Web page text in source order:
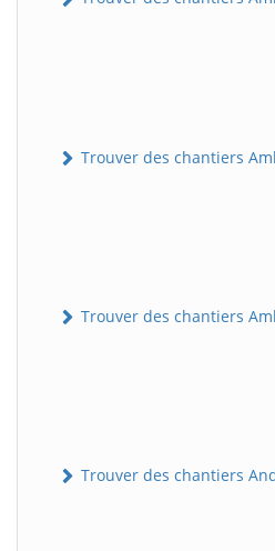
Trouver des chantiers
Trouver des chantiers
Trouver des chantiers